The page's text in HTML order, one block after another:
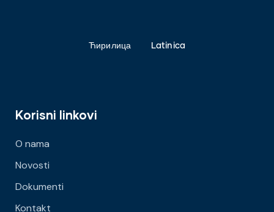
Ћирилица Latinica
Korisni linkovi
O nama
Novosti
Dokumenti
Kontakt